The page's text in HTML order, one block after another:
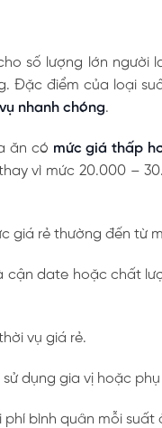
số lượng lớn người
Đặc điểm của loại
nhanh chóng.
ăn có mức giá thấp
vì mức 20.000 –
giá rẻ thường đến từ
cận date hoặc chất
vụ giá rẻ.
dụng gia vị hoặc
bình quân mỗi suất